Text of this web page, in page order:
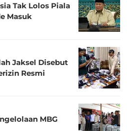
Tak Lolos Piala
Masuk
Jaksel Disebut
Resmi
MBG